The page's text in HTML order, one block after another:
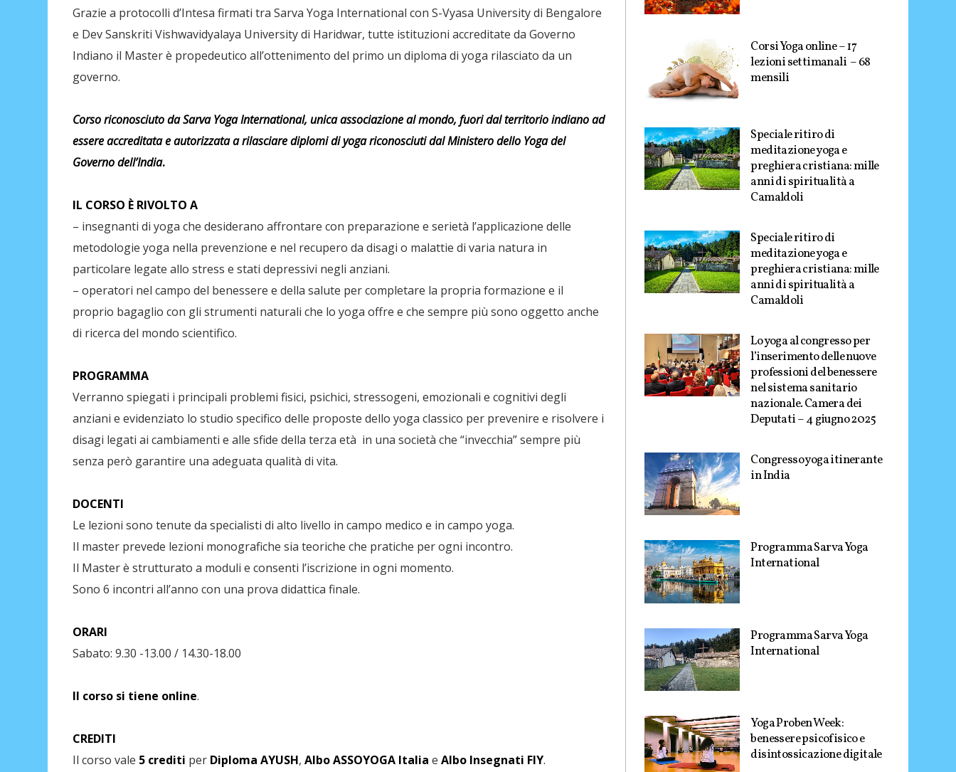
Grazie a protocolli d’Intesa firmati tra Sarva Yoga International con S-Vyasa University di Bengalore
e Dev Sanskriti Vishwavidyalaya University di Haridwar, tutte istituzioni accreditate da Governo
Indiano il Master è propedeutico all’ottenimento del primo un diploma di yoga rilasciato da un
governo.
Corso riconosciuto da Sarva Yoga International, unica associazione al mondo, fuori dal territorio indiano ad
essere accreditata e autorizzata a rilasciare diplomi di yoga riconosciuti dal Ministero dello Yoga del
Governo dell’India.
IL CORSO È RIVOLTO A
– insegnanti di yoga che desiderano affrontare con preparazione e serietà l’applicazione delle
metodologie yoga nella prevenzione e nel recupero da disagi o malattie di varia natura in
particolare legate allo stress e stati depressivi negli anziani.
– operatori nel campo del benessere e della salute per completare la propria formazione e il
proprio bagaglio con gli strumenti naturali che lo yoga offre e che sempre più sono oggetto anche
di ricerca del mondo scientifico.
PROGRAMMA
Verranno spiegati i principali problemi fisici, psichici, stressogeni, emozionali e cognitivi degli
anziani e evidenziato lo studio specifico delle proposte dello yoga classico per prevenire e risolvere i
disagi legati ai cambiamenti e alle sfide della terza età in una società che “invecchia” sempre più
senza però garantire una adeguata qualità di vita.
DOCENTI
Le lezioni sono tenute da specialisti di alto livello in campo medico e in campo yoga.
Il master prevede lezioni monografiche sia teoriche che pratiche per ogni incontro.
Il Master è strutturato a moduli e consenti l’iscrizione in ogni momento.
Sono 6 incontri all’anno con una prova didattica finale.
ORARI
Sabato: 9.30 -13.00 / 14.30-18.00
Il corso si tiene online.
CREDITI
Il corso vale 5 crediti per Diploma AYUSH, Albo ASSOYOGA Italia e Albo Insegnati FIY.
Corsi Yoga online – 17
lezioni settimanali – 68
mensili
Speciale ritiro di
meditazione yoga e
preghiera cristiana: mille
anni di spiritualità a
Camaldoli
Speciale ritiro di
meditazione yoga e
preghiera cristiana: mille
anni di spiritualità a
Camaldoli
Lo yoga al congresso per
l’inserimento delle nuove
professioni del benessere
nel sistema sanitario
nazionale. Camera dei
Deputati – 4 giugno 2025
Congresso yoga itinerante
in India
Programma Sarva Yoga
International
Programma Sarva Yoga
International
Yoga Proben Week:
benessere psicofisico e
disintossicazione digitale